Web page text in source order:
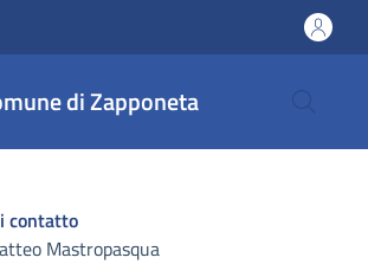
di Zapponeta
contatto
Mastropasqua